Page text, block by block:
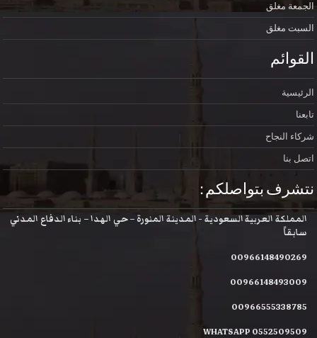
الجمعة مغلق
السبت مغلق
القوائم
الرئيسية
تابعنا
شركاء النجاح
اتصل بنا
نتشرف بتواصلكم :
المملكة العربية السعودية - المدينة المنورة – حي الهدا – بناء الدفاع المدني
سابقاً
00966148490269
00966148493009
00966555338785
WHATSAPP 0552509509